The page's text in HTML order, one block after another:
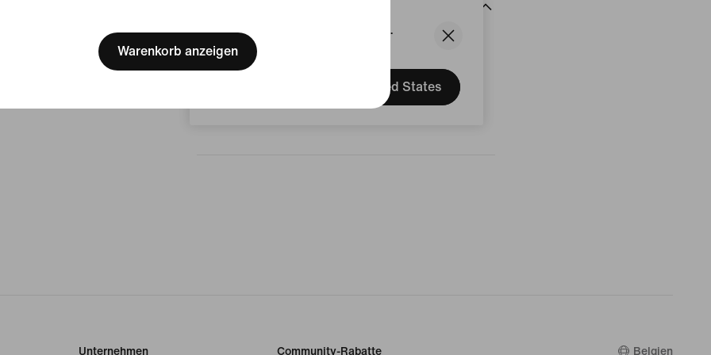
We think you are in United States.
Update your location?
United States
Warenkorb anzeigen
Unternehmen Community-Rabatte Belgien